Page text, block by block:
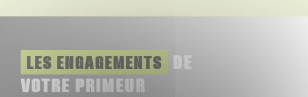
LES ENGAGEMENTS DE
VOTRE PRIMEUR